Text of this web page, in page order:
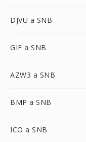
DJVU a SNB
GIF a SNB
AZW3 a SNB
BMP a SNB
ICO a SNB